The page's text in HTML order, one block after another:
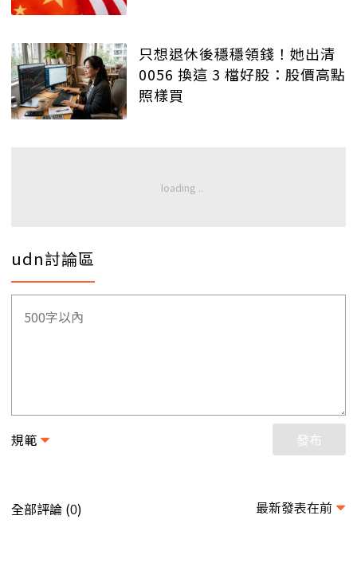
只想退休後穩穩領錢！她出清
0056 換這 3 檔好股：股價高點
照樣買
udn討論區
規範 發布
全部評論 (0) 最新發表在前